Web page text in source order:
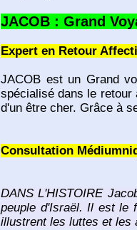
JACOB : Grand
Expert en Retour
JACOB est un Grand
spécialisé dans le
d'un être cher. Grâce à
Consultation
DANS L'HISTOIRE
peuple d'Israël. Il est le
illustrent les luttes et les